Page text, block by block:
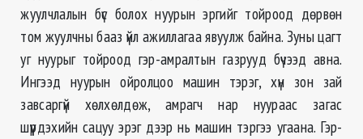
жуулчлалын бүс болох нуурын эргийг тойроод дөрвөн
том жуулчны бааз үйл ажиллагаа явуулж байна. Зуны цагт
уг нуурыг тойроод гэр-амралтын газрууд бүчээд авна.
Ингээд нуурын ойролцоо машин тэрэг, хүн зон зай
завсаргүй хөлхөлдөж, амрагч нар нуураас загас
шүүрдэхийн сацуу эрэг дээр нь машин тэргээ угаана. Гэр-